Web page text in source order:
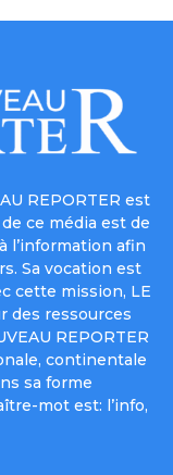
REPORTER est
ce média est de
l’information afin
Sa vocation est
cette mission, LE
des ressources
REPORTER
continentale
sa forme
mot est: l’info,